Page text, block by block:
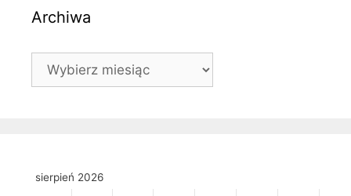
Archiwa
Archiwa
sierpień 2026